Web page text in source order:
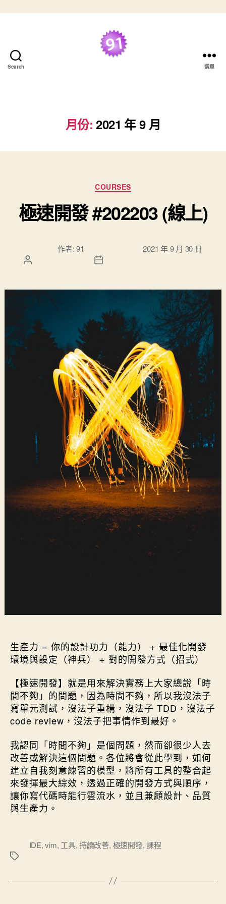
Search 選單
月份: 2021 年 9 月
COURSES
極速開發 #202203 (線上)
作者:91 2021 年 9 月 30 日
生產力 = 你的設計功力（能力） + 最佳化開發
環境與設定（神兵） + 對的開發方式（招式）
【極速開發】就是用來解決實務上大家總說「時
間不夠」的問題，因為時間不夠，所以我沒法子
寫單元測試，沒法子重構，沒法子 TDD，沒法子
code review，沒法子把事情作到最好。
我認同「時間不夠」是個問題，然而卻很少人去
改善或解決這個問題。各位將會從此學到，如何
建立自我刻意練習的模型，將所有工具的整合起
來發揮最大綜效，透過正確的開發方式與順序，
讓你寫代碼時能行雲流水，並且兼顧設計、品質
與生產力。
IDE,vim, 工具,持續改善, 極速開發,課程